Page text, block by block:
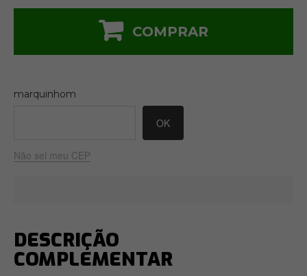
COMPRAR
marquinhom
Não sei meu CEP
DESCRIÇÃO
COMPLEMENTAR